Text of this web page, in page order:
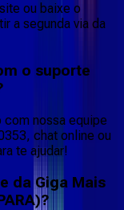
ou baixe o
a segunda via da
o suporte
com nossa equipe
chat online ou
te ajudar!
da Giga Mais